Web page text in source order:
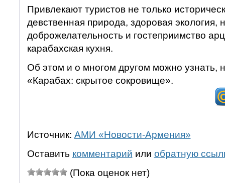
Привлекают туристов не только
девственная природа, здоровая экология,
доброжелательность и гостеприимство
карабахская кухня.
Об этом и о многом другом можно узнать,
«Карабах: скрытое сокровище».
Источник: АМИ «Новости-Армения»
Оставить комментарий или обратную
(Пока оценок нет)